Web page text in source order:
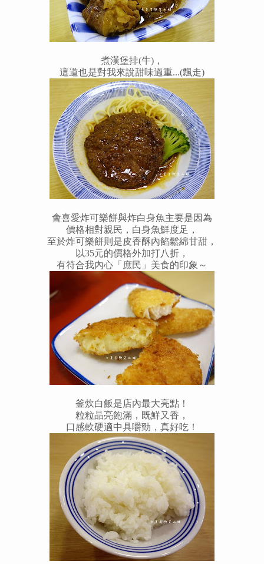
煮漢堡排(牛)，
這道也是對我來說甜味過重...(飄走)
會喜愛炸可樂餅與炸白身魚主要是因為
價格相對親民，白身魚鮮度足，
至於炸可樂餅則是皮香酥內餡鬆綿甘甜，
以35元的價格外加打八折，
有符合我內心「庶民」美食的印象～
釜炊白飯是店內最大亮點！
粒粒晶亮飽滿，既鮮又香，
口感軟硬適中具嚼勁，真好吃！